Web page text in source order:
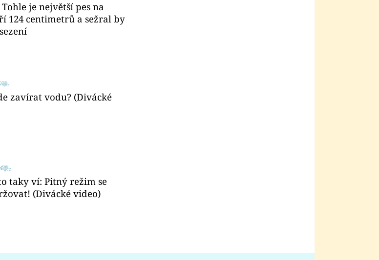
Tohle je největší pes na
124 centimetrů a sežral by
zavírat vodu? (Divácké
taky ví: Pitný režim se
(Divácké video)